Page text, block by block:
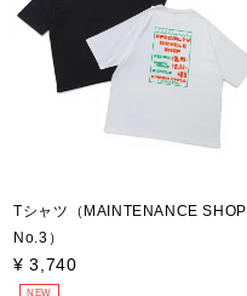
Tシャツ（MAINTENANCE SHOP
No.3）
¥ 3,740
NEW